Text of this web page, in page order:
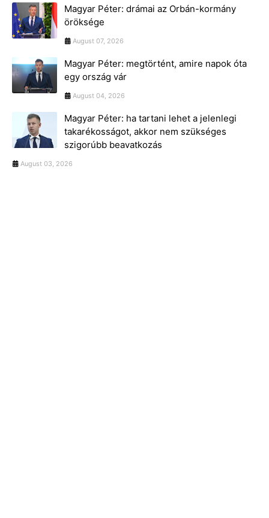
Magyar Péter: drámai az Orbán-kormány
öröksége
August 07, 2026
Magyar Péter: megtörtént, amire napok óta
egy ország vár
August 04, 2026
Magyar Péter: ha tartani lehet a jelenlegi
takarékosságot, akkor nem szükséges
szigorúbb beavatkozás
August 03, 2026